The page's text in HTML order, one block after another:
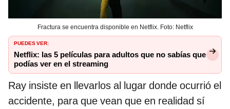
Fractura se encuentra disponible en Netflix. Foto: Netflix
PUEDES VER:
Netflix: las 5 películas para adultos que no sabías que
podías ver en el streaming
Ray insiste en llevarlos al lugar donde ocurrió el
accidente, para que vean que en realidad sí